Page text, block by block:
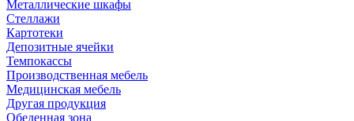
Металлические шкафы
Стеллажи
Картотеки
Депозитные ячейки
Темпокассы
Производственная мебель
Медицинская мебель
Другая продукция
Обеденная зона